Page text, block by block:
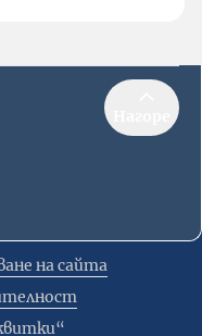
на сайта